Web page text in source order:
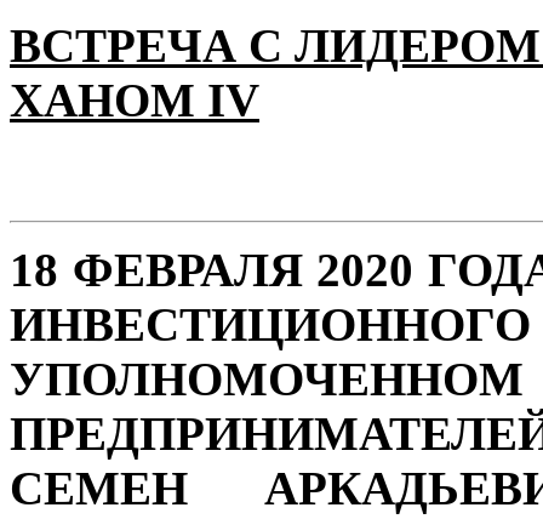
ВСТРЕЧА С
ХАНОМ IV
18 ФЕВРАЛЯ 2020
СЕМЕН